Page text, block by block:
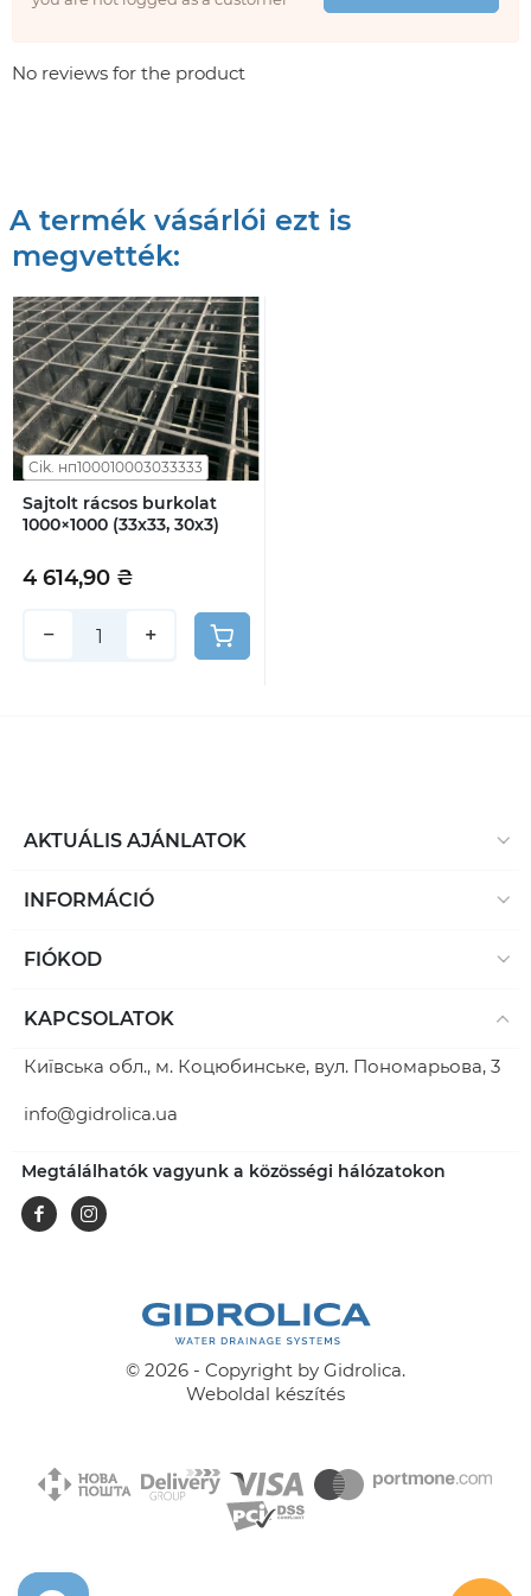
No reviews for the product
A termék vásárlói ezt is
megvették:
Cik. нп100010003033333
Sajtolt rácsos burkolat
1000×1000 (33x33, 30x3)
4 614,90 ₴
− +
AKTUÁLIS AJÁNLATOK
INFORMÁCIÓ
FIÓKOD
KAPCSOLATOK
Київська обл., м. Коцюбинське, вул. Пономарьова, 3
info@gidrolica.ua
Megtálálhatók vagyunk a közösségi hálózatokon
FacebookInstagram
© 2026 - Copyright by Gidrolica.
Weboldal készítés